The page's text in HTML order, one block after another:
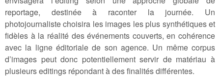
reportage, destinée à raconter la journée. Un
photojournaliste choisira les images les plus synthétiques et
fidèles à la réalité des événements couverts, en cohérence
avec la ligne éditoriale de son agence. Un même corpus
d’images peut donc potentiellement servir de matériau à
plusieurs editings répondant à des finalités différentes.